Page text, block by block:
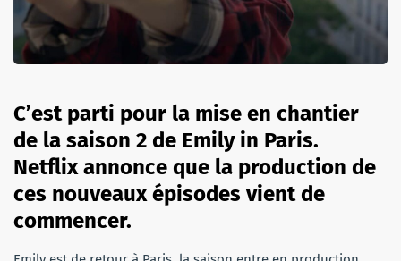
C’est parti pour la mise en chantier
de la saison 2 de Emily in Paris.
Netflix annonce que la production de
ces nouveaux épisodes vient de
commencer.